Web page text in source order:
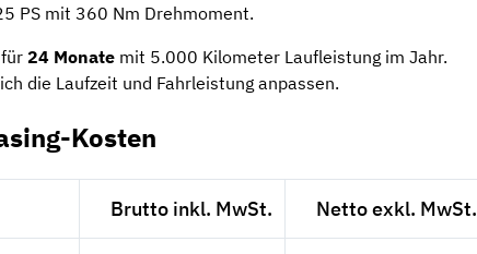
PS mit 360 Nm Drehmoment.
für 24 Monate mit 5.000 Kilometer Laufleistung im Jahr.
die Laufzeit und Fahrleistung anpassen.
Kosten
Brutto inkl. MwSt. Netto exkl. MwSt.